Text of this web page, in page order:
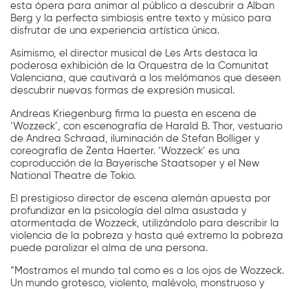
esta ópera para animar al público a descubrir a Alban
Berg y la perfecta simbiosis entre texto y músico para
disfrutar de una experiencia artística única.
Asimismo, el director musical de Les Arts destaca la
poderosa exhibición de la Orquestra de la Comunitat
Valenciana, que cautivará a los melómanos que deseen
descubrir nuevas formas de expresión musical.
Andreas Kriegenburg firma la puesta en escena de
‘Wozzeck’, con escenografía de Harald B. Thor, vestuario
de Andrea Schraad, iluminación de Stefan Bolliger y
coreografía de Zenta Haerter. ‘Wozzeck’ es una
coproducción de la Bayerische Staatsoper y el New
National Theatre de Tokio.
El prestigioso director de escena alemán apuesta por
profundizar en la psicología del alma asustada y
atormentada de Wozzeck, utilizándolo para describir la
violencia de la pobreza y hasta qué extremo la pobreza
puede paralizar el alma de una persona.
“Mostramos el mundo tal como es a los ojos de Wozzeck.
Un mundo grotesco, violento, malévolo, monstruoso y